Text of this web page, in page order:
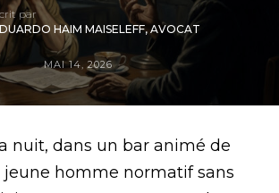
par
HAIM MAISELEFF, AVOCAT
MAI 14, 2026
nuit, dans un bar animé de
jeune homme normatif sans